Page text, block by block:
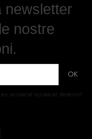
newsletter
nostre
occaecat occaecat deserunt